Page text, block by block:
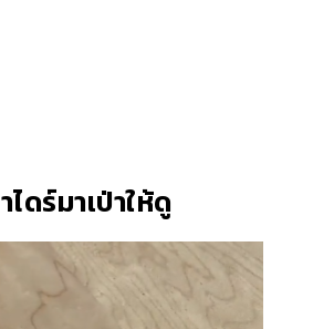
ดร์มาเป่าให้ดู